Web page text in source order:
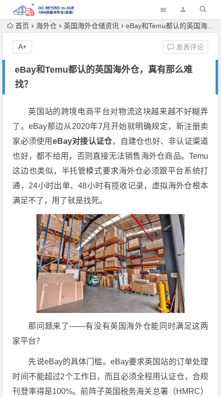
首页 海外仓 英国海外仓储资讯 eBay和Temu都认的英国海外仓，真有那么难找？
eBay和Temu都认的英国海外仓，真有那么难
找？
发表评论
A+
英国站的跨境电商平台对物流这块越来越不好糊弄
了。eBay那边从2020年7月开始就明确规定，新注册卖
家必须使用 eBay对接认证仓，自建仓也好、非认证渠道
也好，都不给用，否则直接无法销售海外仓商品。Temu
这边也类似，半托管模式要求海外仓必须跟平台系统打
通，24小时出单、48小时有揽收记录，虚拟海外仓根本
满足不了，用了就是找死。
那问题来了——有没有英国海外仓能同时满足这两
家平台？
先说eBay的具体门槛。eBay要求英国站的订单处理
时间不能超过2个工作日，而且必须全程用认证仓，合规
刊登率得是100%。前阵子英国税务海关总署（HMRC）